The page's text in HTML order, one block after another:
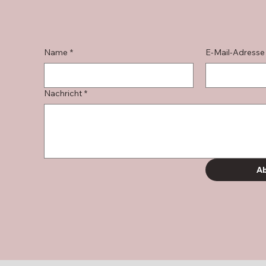
Name * E-Mail-Adresse
Nachricht *